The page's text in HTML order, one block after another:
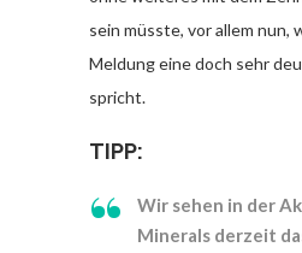
sein müsste, vor allem nun,
Meldung eine doch sehr
spricht.
TIPP:
Wir sehen in der
Minerals derzeit